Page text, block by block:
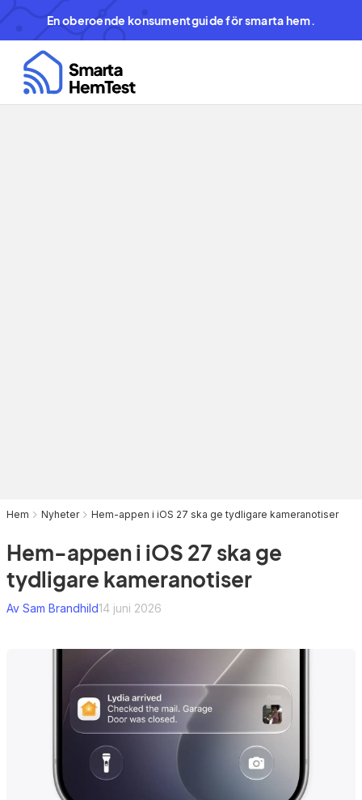
En oberoende konsumentguide för smarta hem.
Hem Nyheter Hem-appen i iOS 27 ska ge tydligare kameranotiser
Hem-appen i iOS 27 ska ge
tydligare kameranotiser
Av Sam Brandhild14 juni 2026